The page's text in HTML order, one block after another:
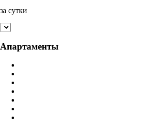
за сутки
Апартаменты